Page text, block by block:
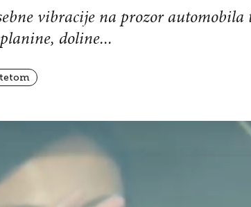
vibracije na prozor
doline...